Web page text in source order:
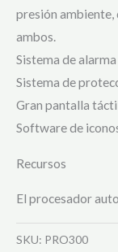
presión ambiente,
ambos.
Sistema de
Sistema de
Gran pantalla
Software de
Recursos
El procesador
SKU: PRO300